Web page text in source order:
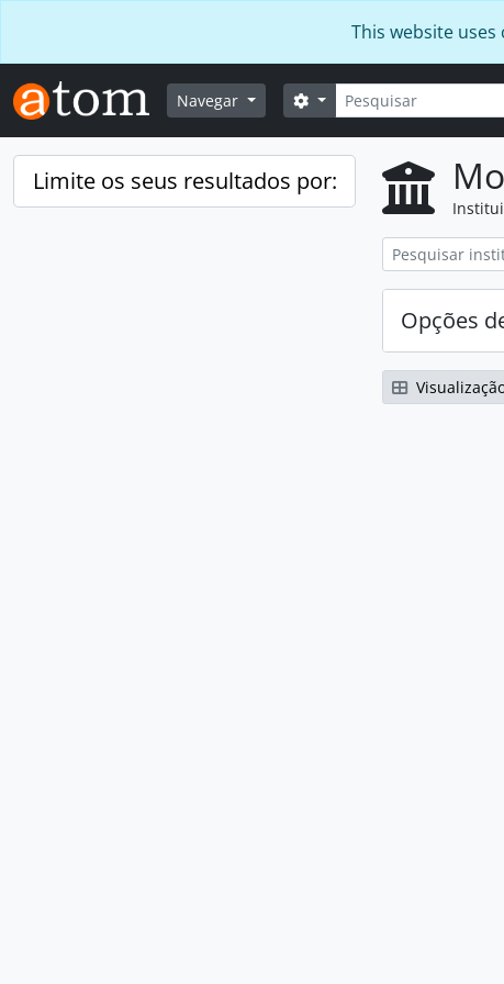
This website
Navegar Pesquisar
Opções de busca
Limite os seus resultados por:
Opções